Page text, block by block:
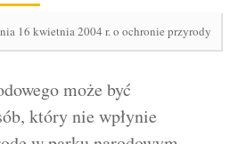
16 kwietnia 2004 r. o ochronie przyrody
może być
który nie wpłynie